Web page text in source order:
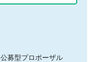
公募型プロポーザル